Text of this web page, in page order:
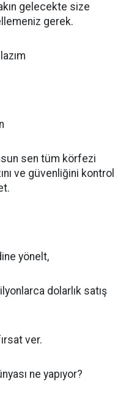
gelecekte size
gerek.
sen tüm körfezi
ve güvenliğini kontrol
yönelt,
dolarlık satış
ver.
ne yapıyor?